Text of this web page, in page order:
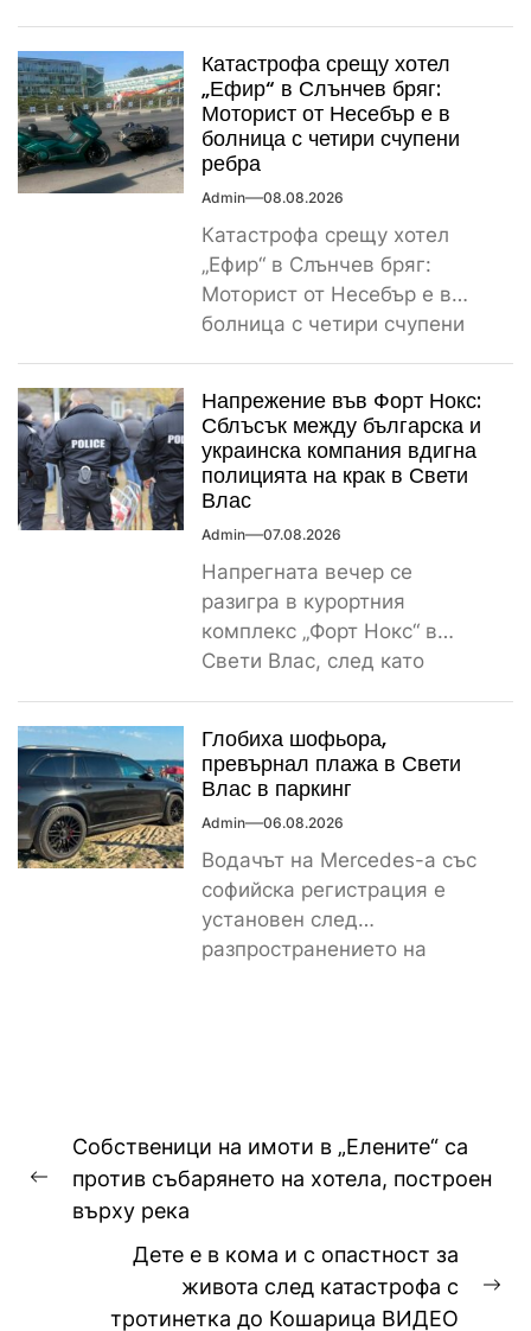
Катастрофа срещу хотел
„Ефир“ в Слънчев бряг:
Моторист от Несебър е в
болница с четири счупени
ребра
Admin 08.08.2026
Катастрофа срещу хотел
„Ефир“ в Слънчев бряг:
Моторист от Несебър е в
болница с четири счупени
Напрежение във Форт Нокс:
Сблъсък между българска и
украинска компания вдигна
полицията на крак в Свети
Влас
Admin 07.08.2026
Напрегната вечер се
разигра в курортния
комплекс „Форт Нокс“ в
Свети Влас, след като
Глобиха шофьора,
превърнал плажа в Свети
Влас в паркинг
Admin 06.08.2026
Водачът на Mercedes-а със
софийска регистрация е
установен след
разпространението на
Навигация
Previous
post:
Собственици на имоти в „Елените“ са
против събарянето на хотела, построен
върху река
Дете е в кома и с опастност за
живота след катастрофа с
тротинетка до Кошарица ВИДЕО